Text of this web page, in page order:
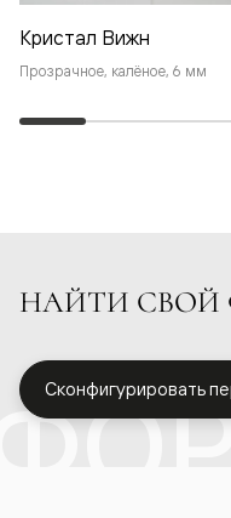
Кристал Вижн
Прозрачное, калёное, 6 мм
НАЙТИ СВОЙ
Сконфигурировать